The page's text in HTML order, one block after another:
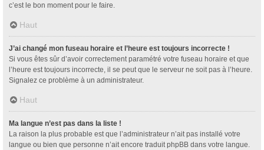
c’est le bon moment pour le faire.
Haut
J’ai changé mon fuseau horaire et l’heure est toujours incorrecte !
Si vous êtes sûr d’avoir correctement paramétré votre fuseau horaire et que
l’heure est toujours incorrecte, il se peut que le serveur ne soit pas à l’heure.
Signalez ce problème à un administrateur.
Haut
Ma langue n’est pas dans la liste !
La raison la plus probable est que l’administrateur n’ait pas installé votre
langue ou bien que personne n’ait encore traduit phpBB dans votre langue.